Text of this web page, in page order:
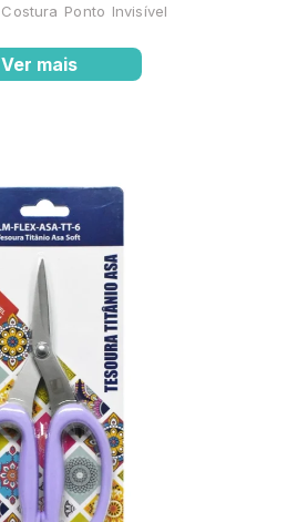
Ponto Invisível
Ver mais